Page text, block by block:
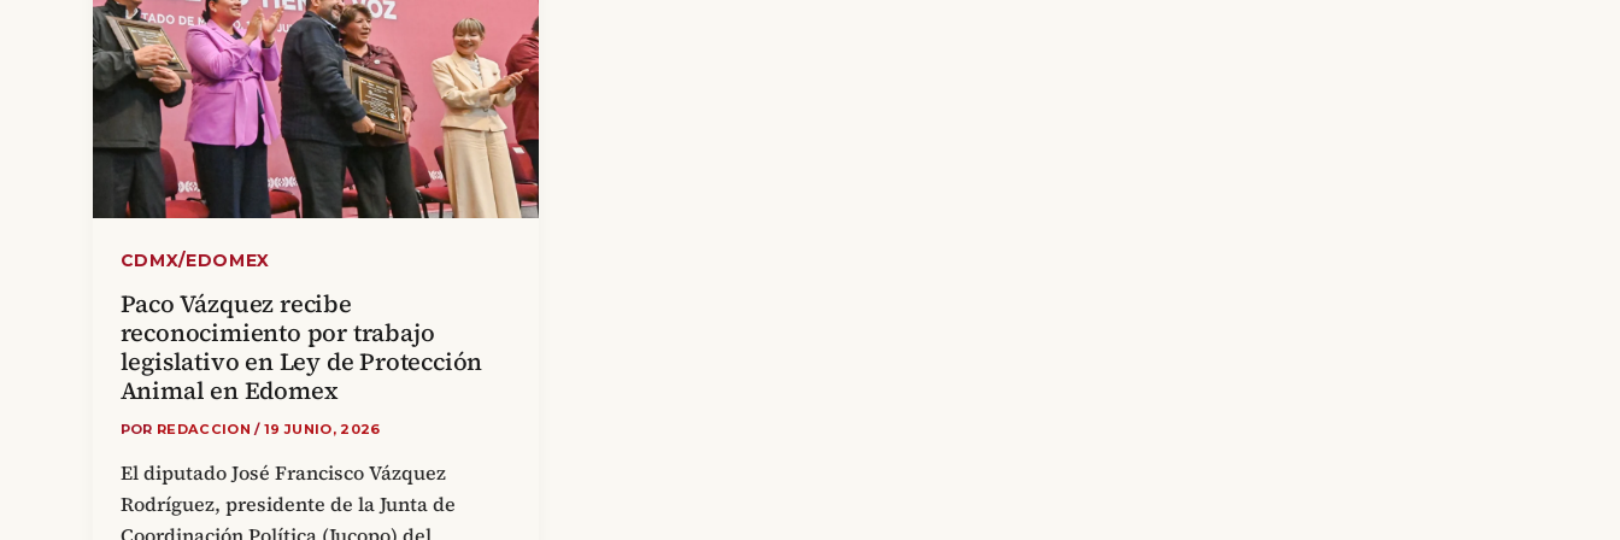
CDMX/EDOMEX
Paco Vázquez recibe
reconocimiento por trabajo
legislativo en Ley de Protección
Animal en Edomex
POR REDACCION/ 19 JUNIO, 2026
El diputado José Francisco Vázquez
Rodríguez, presidente de la Junta de